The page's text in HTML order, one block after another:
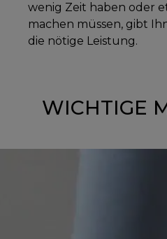
wenig Zeit haben oder
machen müssen, gibt
die nötige Leistung.
WICHTIGE